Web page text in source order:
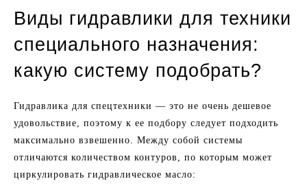
Виды гидравлики для техники
специального назначения:
какую систему подобрать?
Гидравлика для спецтехники — это не очень дешевое
удовольствие, поэтому к ее подбору следует подходить
максимально взвешенно. Между собой системы
отличаются количеством контуров, по которым может
циркулировать гидравлическое масло: